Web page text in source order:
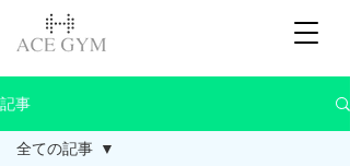
記事
全ての記事